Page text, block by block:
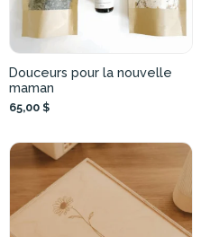
Douceurs pour la nouvelle
maman
65,00 $